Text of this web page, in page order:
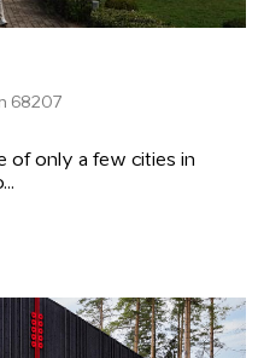
68207
of only a few cities in